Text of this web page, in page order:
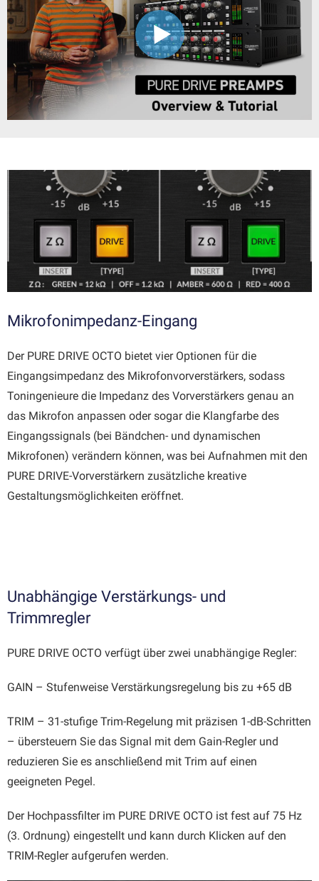
Mikrofonimpedanz-Eingang
Der PURE DRIVE OCTO bietet vier Optionen für die
Eingangsimpedanz des Mikrofonvorverstärkers, sodass
Toningenieure die Impedanz des Vorverstärkers genau an
das Mikrofon anpassen oder sogar die Klangfarbe des
Eingangssignals (bei Bändchen- und dynamischen
Mikrofonen) verändern können, was bei Aufnahmen mit den
PURE DRIVE-Vorverstärkern zusätzliche kreative
Gestaltungsmöglichkeiten eröffnet.
Unabhängige Verstärkungs- und
Trimmregler
PURE DRIVE OCTO verfügt über zwei unabhängige Regler:
GAIN – Stufenweise Verstärkungsregelung bis zu +65 dB
TRIM – 31-stufige Trim-Regelung mit präzisen 1-dB-Schritten
– übersteuern Sie das Signal mit dem Gain-Regler und
reduzieren Sie es anschließend mit Trim auf einen
geeigneten Pegel.
Der Hochpassfilter im PURE DRIVE OCTO ist fest auf 75 Hz
(3. Ordnung) eingestellt und kann durch Klicken auf den
TRIM-Regler aufgerufen werden.